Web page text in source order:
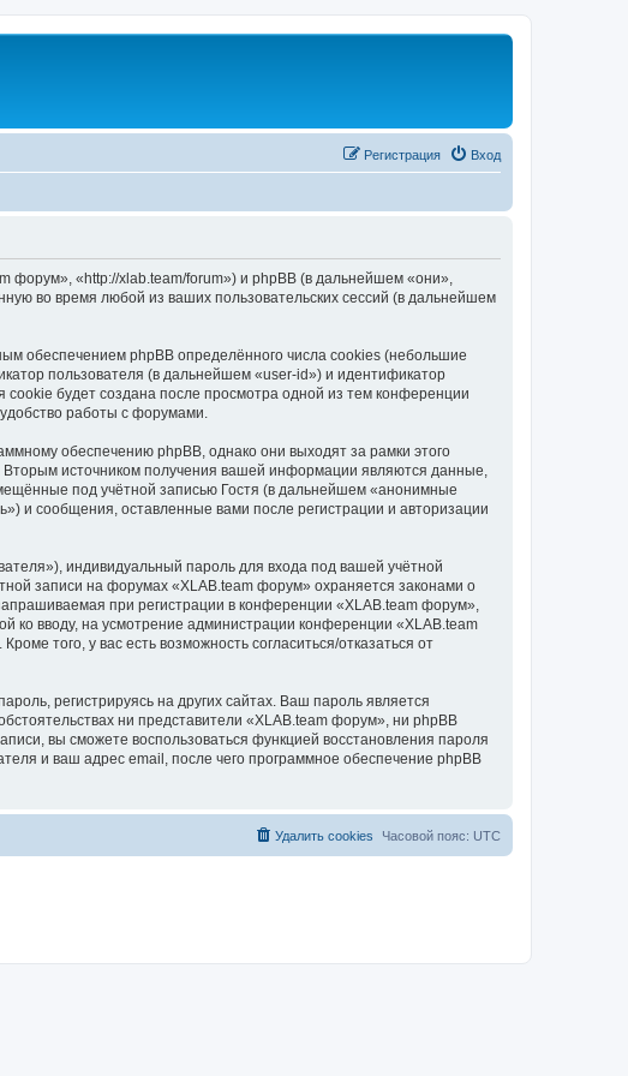
Вход
Регистрация
«http://xlab.team/forum») и phpBB (в дальнейшем «они»,
во время любой из ваших пользовательских сессий (в дальнейшем
обеспечением phpBB определённого числа cookies (небольшие
пользователя (в дальнейшем «user-id») и идентификатор
будет создана после просмотра одной из тем конференции
работы с форумами.
обеспечению phpBB, однако они выходят за рамки этого
источником получения вашей информации являются данные,
под учётной записью Гостя (в дальнейшем «анонимные
и сообщения, оставленные вами после регистрации и авторизации
индивидуальный пароль для входа под вашей учётной
записи на форумах «XLAB.team форум» охраняется законами о
при регистрации в конференции «XLAB.team форум»,
ко вводу, на усмотрение администрации конференции «XLAB.team
того, у вас есть возможность согласиться/отказаться от
регистрируясь на других сайтах. Ваш пароль является
ни представители «XLAB.team форум», ни phpBB
вы сможете воспользоваться функцией восстановления пароля
и ваш адрес email, после чего программное обеспечение phpBB
Часовой пояс: UTC
Удалить cookies